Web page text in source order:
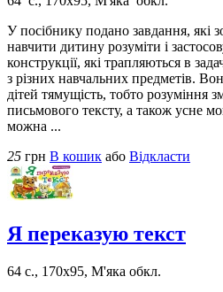
У посібнику подано завдання, які
навчити дитину розуміти і
конструкції, які трапляються в
з різних навчальних предметів.
дітей тямущість, тобто розуміння
письмового тексту, а також усне
можна ...
25 грн В кошик або Відкласти
Я переказую текст
64 с., 170х95, М'яка обкл.